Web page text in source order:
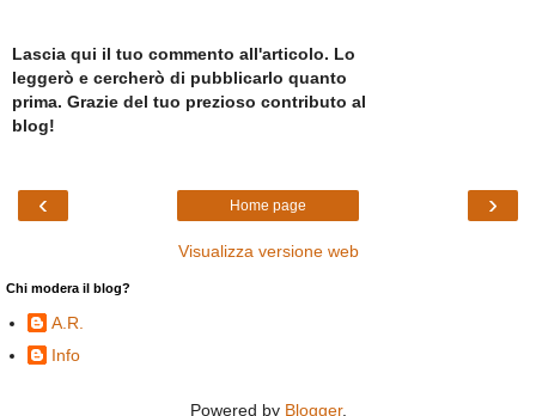
Lascia qui il tuo commento all'articolo. Lo
leggerò e cercherò di pubblicarlo quanto
prima. Grazie del tuo prezioso contributo al
blog!
‹ ›
Home page
Visualizza versione web
Chi modera il blog?
A.R.
Info
Powered by Blogger.